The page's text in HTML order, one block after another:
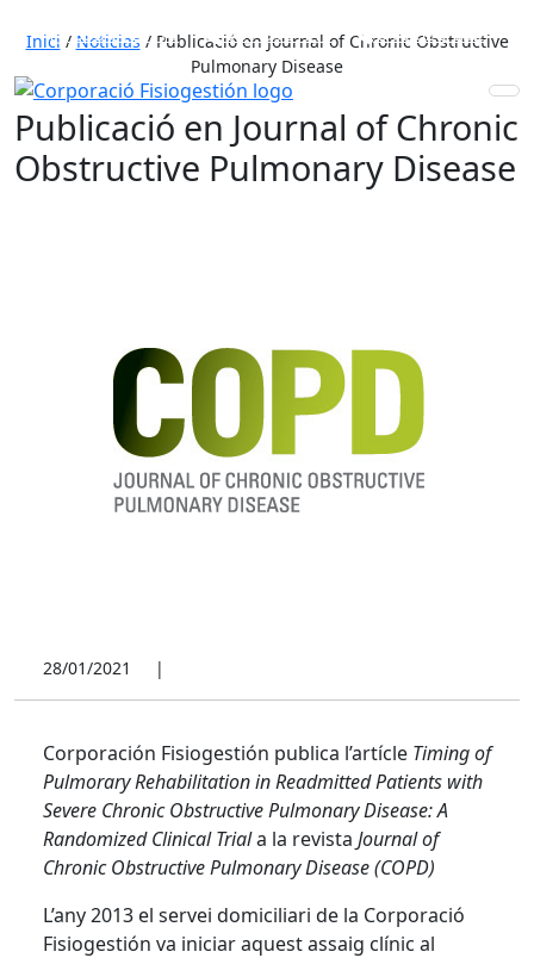
653 772 111 931 890 441 910 820 032
Inici / Noticias / Publicació en Journal of Chronic Obstructive
Pulmonary Disease
Publicació en Journal of Chronic
Obstructive Pulmonary Disease
28/01/2021 |
Corporación Fisiogestión publica l’artícle Timing of
Pulmorary Rehabilitation in Readmitted Patients with
Severe Chronic Obstructive Pulmonary Disease: A
Randomized Clinical Triala la revista Journal of
Chronic Obstructive Pulmonary Disease (COPD)
L’any 2013 el servei domiciliari de la Corporació
Fisiogestión va iniciar aquest assaig clínic al